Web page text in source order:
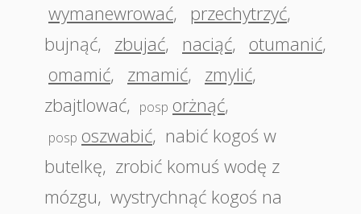
wymanewrować, przechytrzyć,
bujnąć, zbujać, naciąć, otumanić,
omamić, zmamić, zmylić,
zbajtlować, posp orżnąć,
posp oszwabić, nabić kogoś w
butelkę, zrobić komuś wodę z
mózgu, wystrychnąć kogoś na